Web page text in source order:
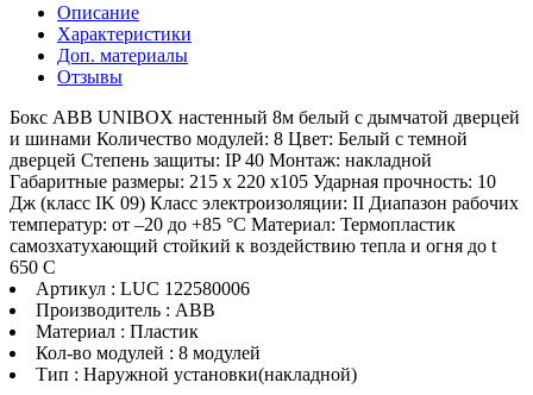
Описание
Характеристики
Доп. материалы
Отзывы
Бокс ABB UNIBOX настенный 8м белый с дымчатой дверцей
и шинами Количество модулей: 8 Цвет: Белый с темной
дверцей Степень защиты: IP 40 Монтаж: накладной
Габаритные размеры: 215 x 220 x105 Ударная прочность: 10
Дж (класс IK 09) Класс электроизоляции: II Диапазон рабочих
температур: от –20 до +85 °C Материал: Термопластик
самозхатухающий стойкий к воздействию тепла и огня до t
650 C
Артикул : LUC 122580006
Производитель : ABB
Материал : Пластик
Кол-во модулей : 8 модулей
Тип : Наружной установки(накладной)